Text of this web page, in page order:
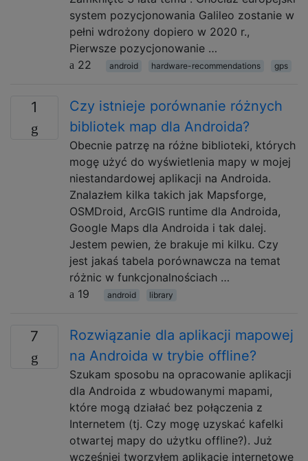
system pozycjonowania Galileo zostanie w
pełni wdrożony dopiero w 2020 r.,
Pierwsze pozycjonowanie …
22
android hardware-recommendations gps
1
Czy istnieje porównanie różnych
bibliotek map dla Androida?
Obecnie patrzę na różne biblioteki, których
mogę użyć do wyświetlenia mapy w mojej
niestandardowej aplikacji na Androida.
Znalazłem kilka takich jak Mapsforge,
OSMDroid, ArcGIS runtime dla Androida,
Google Maps dla Androida i tak dalej.
Jestem pewien, że brakuje mi kilku. Czy
jest jakaś tabela porównawcza na temat
różnic w funkcjonalnościach …
19
android library
7
Rozwiązanie dla aplikacji mapowej
na Androida w trybie offline?
Szukam sposobu na opracowanie aplikacji
dla Androida z wbudowanymi mapami,
które mogą działać bez połączenia z
Internetem (tj. Czy mogę uzyskać kafelki
otwartej mapy do użytku offline?). Już
wcześniej tworzyłem aplikacje internetowe